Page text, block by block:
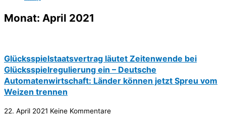
Monat: April 2021
Glücksspielstaatsvertrag läutet Zeitenwende bei
Glücksspielregulierung ein – Deutsche
Automatenwirtschaft: Länder können jetzt Spreu vom
Weizen trennen
22. April 2021 Keine Kommentare